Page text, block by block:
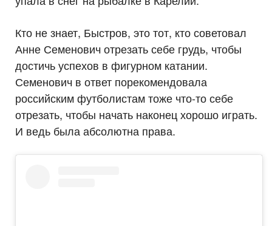
Кто не знает, Быстров, это тот, кто советовал
Анне Семенович отрезать себе грудь, чтобы
достичь успехов в фигурном катании.
Семенович в ответ порекомендовала
российским футболистам тоже что-то себе
отрезать, чтобы начать наконец хорошо играть.
И ведь была абсолютна права.